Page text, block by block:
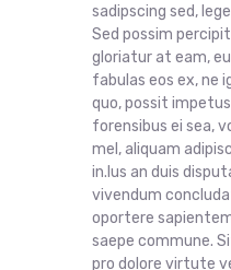
sadipscing sed,
Sed possim
gloriatur at eam,
fabulas eos ex, ne
quo, possit
forensibus ei sea,
mel, aliquam
in.Ius an duis
vivendum
oportere
saepe commune.
pro dolore virtute